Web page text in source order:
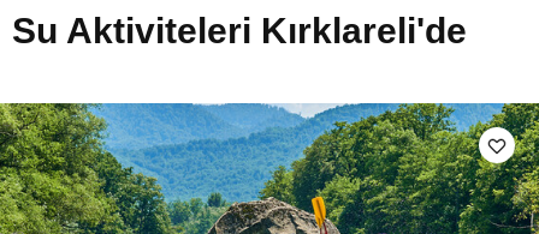
Su Aktiviteleri Kırklareli'de